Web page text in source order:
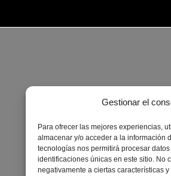
Gestionar el
Para ofrecer las mejores experiencias,
almacenar y/o acceder a la información
tecnologías nos permitirá procesar
identificaciones únicas en este sitio. No
negativamente a ciertas características